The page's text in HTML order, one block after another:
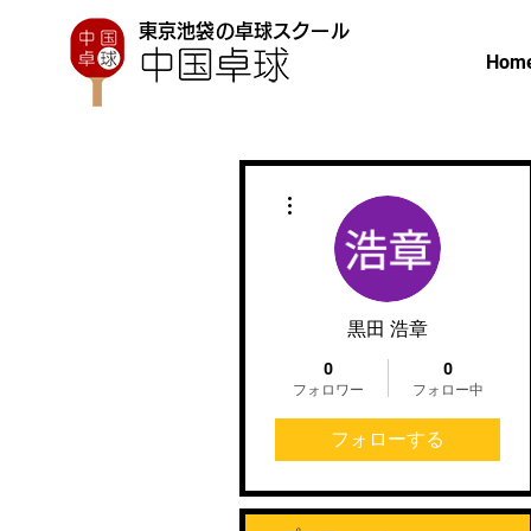
東京池袋の卓球スクール
黒田 浩章
0
フォロワー
0
フォロー中
フォローする